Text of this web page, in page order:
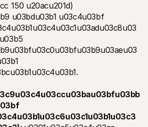
150 u20acu201d)
u03bdu03b1 u03c4u03bf